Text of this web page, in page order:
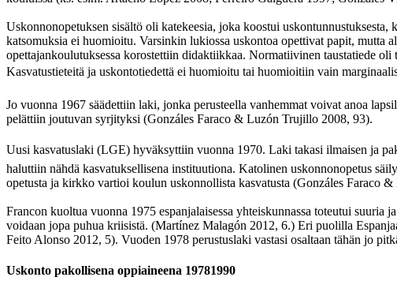
Uskonnonopetuksen sisältö oli katekeesia, joka koostui
katsomuksia ei huomioitu. Varsinkin lukiossa uskontoa opettivat papit, mutta
opettajankoulutuksessa korostettiin didaktiikkaa. Normatiivinen taustatiede
Kasvatustieteitä ja uskontotiedettä ei huomioitu tai huomioitiin vain
Jo vuonna 1967 säädettiin laki, jonka perusteella vanhemmat voivat anoa
pelättiin joutuvan syrjityksi (Gonzáles Faraco & Luzón Trujillo 2008, 93).
Uusi kasvatuslaki (LGE) hyväksyttiin vuonna 1970. Laki takasi ilmaisen ja
haluttiin nähdä kasvatuksellisena instituutiona. Katolinen uskonnonopetus
opetusta ja kirkko vartioi koulun uskonnollista kasvatusta (Gonzáles Faraco
Francon kuoltua vuonna 1975 espanjalaisessa yhteiskunnassa toteutui
voidaan jopa puhua kriisistä. (Martínez Malagón 2012, 6.) Eri puolilla
Feito Alonso 2012, 5). Vuoden 1978 perustuslaki vastasi osaltaan tähän jo
Uskonto pakollisena oppiaineena 19781990